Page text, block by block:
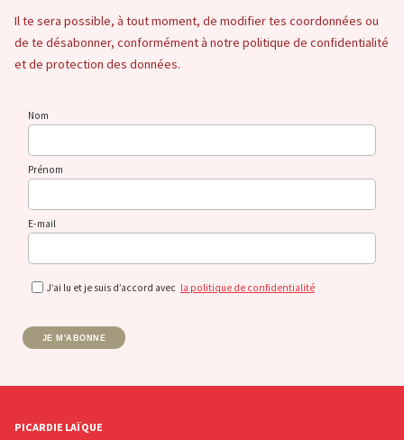
Il te sera possible, à tout moment, de modifier tes coordonnées ou
de te désabonner, conformément à notre politique de confidentialité
et de protection des données.
Nom
Prénom
E-mail
J’ai lu et je suis d’accord avec la politique de confidentialité
JE M'ABONNE
PICARDIE LAÏQUE